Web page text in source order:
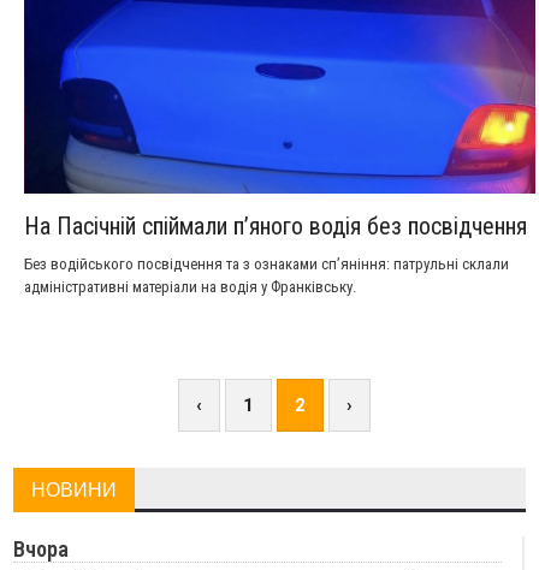
На Пасічній спіймали пʼяного водія без посвідчення
Без водійського посвідчення та з ознаками сп’яніння: патрульні склали
адміністративні матеріали на водія у Франківську.
‹ 1 2 ›
НОВИНИ
Вчора